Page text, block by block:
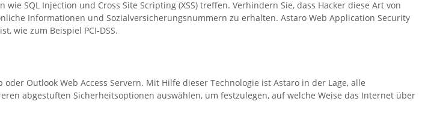
SQL Injection und Cross Site Scripting (XSS) treffen. Verhindern Sie, dass Hacker diese Art von
Informationen und Sozialversicherungsnummern zu erhalten. Astaro Web Application Security
wie zum Beispiel PCI-DSS.
Outlook Web Access Servern. Mit Hilfe dieser Technologie ist Astaro in der Lage, alle
abgestuften Sicherheitsoptionen auswählen, um festzulegen, auf welche Weise das Internet über